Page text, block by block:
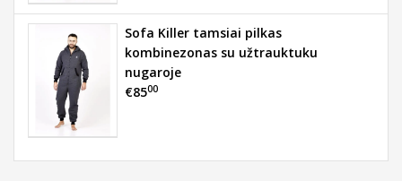
Sofa Killer tamsiai pilkas
kombinezonas su užtrauktuku
nugaroje
€8500